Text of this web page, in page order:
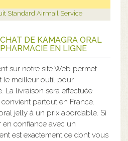
Standard Airmail Service
DE KAMAGRA ORAL
EN LIGNE
sur notre site Web permet
le meilleur outil pour
La livraison sera effectuée
partout en France.
jelly à un prix abordable. Si
confiance avec un
est exactement ce dont vous